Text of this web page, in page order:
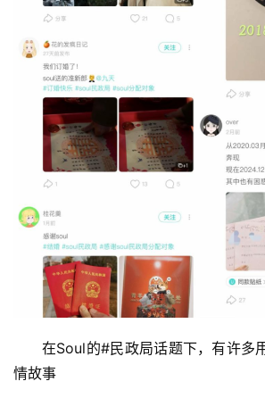
在Soul的#民政局话题下，有许多
情故事